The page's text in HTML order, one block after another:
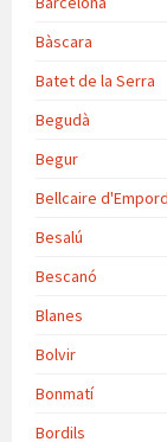
Bàscara
Batet de la Serra
Begudà
Begur
Bellcaire
Besalú
Bescanó
Blanes
Bolvir
Bonmatí
Bordils